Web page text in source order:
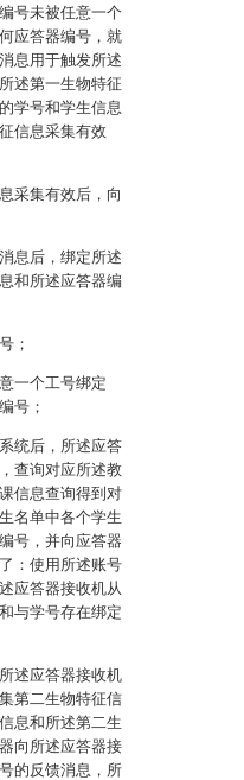
号未被任意一个
应答器编号，就
息用于触发所述
述第一生物特征
学号和学生信息
信息采集有效
采集有效后，向
息后，绑定所述
和所述应答器编
；
一个工号绑定
号；
统后，所述应答
查询对应所述教
信息查询得到对
名单中各个学生
号，并向应答器
：使用所述账号
应答器接收机从
与学号存在绑定
述应答器接收机
第二生物特征信
息和所述第二生
向所述应答器接
的反馈消息，所